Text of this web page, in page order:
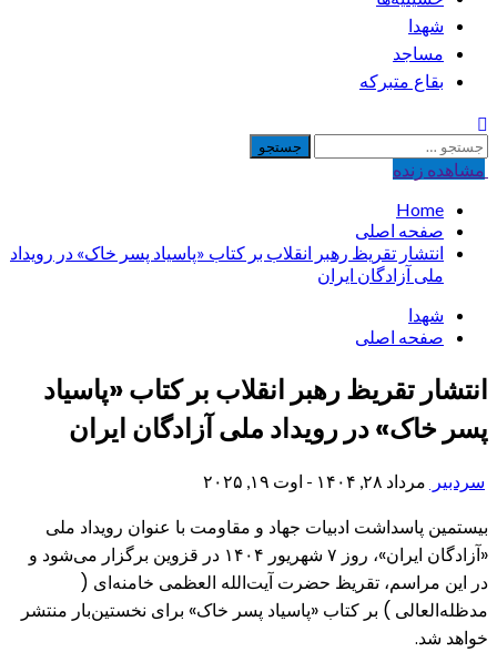
شهدا
مساجد
بقاع متبرکه
جستجو
برای:
مشاهده‌ زنده
Home
صفحه اصلی
انتشار تقریظ رهبر انقلاب بر کتاب «پاسیاد پسر خاک» در رویداد
ملی آزادگان ایران
شهدا
صفحه اصلی
انتشار تقریظ رهبر انقلاب بر کتاب «پاسیاد
پسر خاک» در رویداد ملی آزادگان ایران
سردبیر مرداد ۲۸, ۱۴۰۴ - اوت ۱۹, ۲۰۲۵
بیستمین پاسداشت ادبیات جهاد و مقاومت با عنوان رویداد ملی
«آزادگان ایران»، روز ۷ شهریور ۱۴۰۴ در قزوین برگزار می‌شود و
در این مراسم، تقریظ حضرت آیت‌الله العظمی خامنه‌ای (
مدظله‌العالی ) بر کتاب «پاسیاد پسر خاک» برای نخستین‌بار منتشر
خواهد شد.